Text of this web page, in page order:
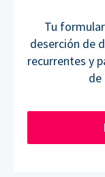
Tu
deserción de
recurrentes y
de